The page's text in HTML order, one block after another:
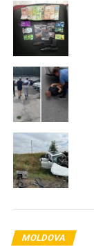
MOLDOVA